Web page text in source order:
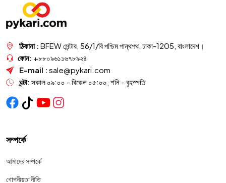
ঠিকানা : BFEW সেন্টার, 56/1/বি পশ্চিম পান্থপথ, ঢাকা-1205, বাংলাদেশ।
ফোন: +৮৮০৯৬১১৬৭৮৯২৪
E-mail : sale@pykari.com
ঘন্টা: সকাল ০৯:০০ - বিকেল ০৫:০০, শনি - বৃহস্পতি
সম্পর্কে
আমাদের সম্পর্কে
গোপনীয়তা নীতি